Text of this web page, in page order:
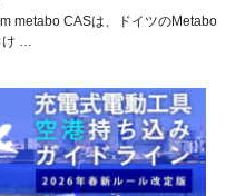
metabo CASは、ドイツのMetabo
け …